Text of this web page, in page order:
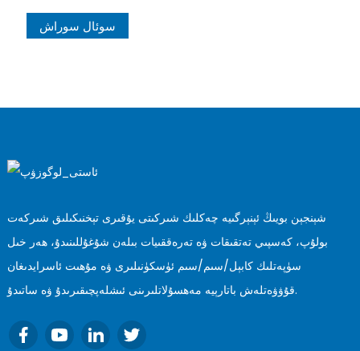
سوئال سوراش
شېنجېن بويىڭ ئېنېرگىيە چەكلىك شىركىتى يۇقىرى تېخنىكىلىق شىركەت
بولۇپ، كەسپىي تەتقىقات ۋە تەرەققىيات بىلەن شۇغۇللىنىدۇ، ھەر خىل
سۈپەتلىك كابېل/سىم/سىم ئۈسكۈنىلىرى ۋە مۇھىت ئاسرايدىغان
قۇۋۋەتلەش باتارېيە مەھسۇلاتلىرىنى ئىشلەپچىقىرىدۇ ۋە ساتىدۇ.